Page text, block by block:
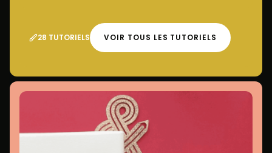
28 TUTORIELS VOIR TOUS LES TUTORIELS